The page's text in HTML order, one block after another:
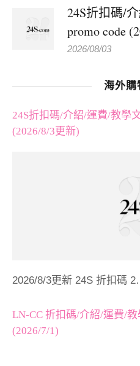
24S折扣碼/
promo code
2026/08/03
海外購
24S折扣碼/介紹/運費/教學
(2026/8/3更新)
2026/8/3更新 24S 折扣碼
LN-CC 折扣碼/介紹/運費/教
(2026/7/1)